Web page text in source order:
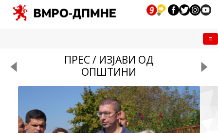
ПРЕС / ИЗЈАВИ ОД
ОПШТИНИ